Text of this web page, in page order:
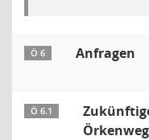
Ö 6 Anfragen
Ö 6.1